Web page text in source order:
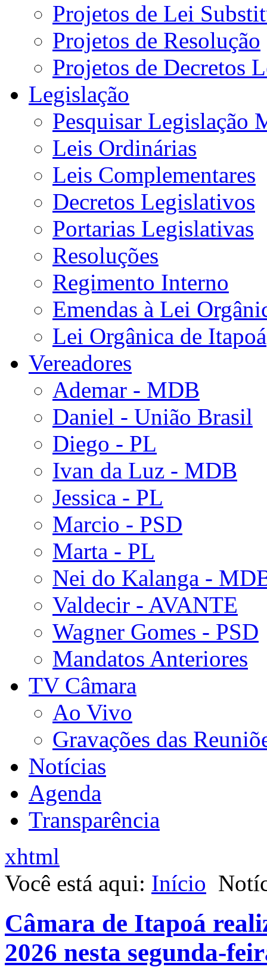
Projetos de Lei
Projetos de Resolução
Projetos de Decretos
Legislação
Pesquisar Legislação
Leis Ordinárias
Leis Complementares
Decretos Legislativos
Portarias Legislativas
Resoluções
Regimento Interno
Emendas à Lei
Lei Orgânica de Itapoá
Vereadores
Ademar - MDB
Daniel - União Brasil
Diego - PL
Ivan da Luz - MDB
Jessica - PL
Marcio - PSD
Marta - PL
Nei do Kalanga -
Valdecir - AVANTE
Wagner Gomes - PSD
Mandatos Anteriores
TV Câmara
Ao Vivo
Gravações das
Notícias
Agenda
Transparência
xhtml
Você está aqui: Início
Câmara de Itapoá
2026 nesta segunda-